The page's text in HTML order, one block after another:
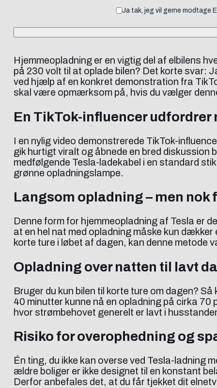
Ja tak, jeg vil gerne modtage
Hjemmeopladning er en vigtig del af elbilens
på 230 volt til at oplade bilen? Det korte svar:
ved hjælp af en konkret demonstration fra
skal være opmærksom på, hvis du vælger
En TikTok-influencer
I en nylig video demonstrerede TikTok-
gik hurtigt viralt og åbnede en bred diskussion
medfølgende Tesla-ladekabel i en standard
grønne opladningslampe.
Langsom opladning – men nok
Denne form for hjemmeopladning af Tesla er
at en hel nat med opladning måske kun
korte ture i løbet af dagen, kan denne
Opladning over natten til lavt
Bruger du kun bilen til korte ture om dagen?
40 minutter kunne nå en opladning på cirka
hvor strømbehovet generelt er lavt i
Risiko for overophedning og
Én ting, du ikke kan overse ved Tesla-ladning
ældre boliger er ikke designet til en konstant
Derfor anbefales det, at du får tjekket dit